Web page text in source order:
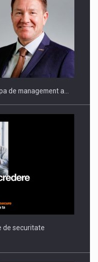
TECHNOLOGY FOR
ON THE
de management a…
de securitate